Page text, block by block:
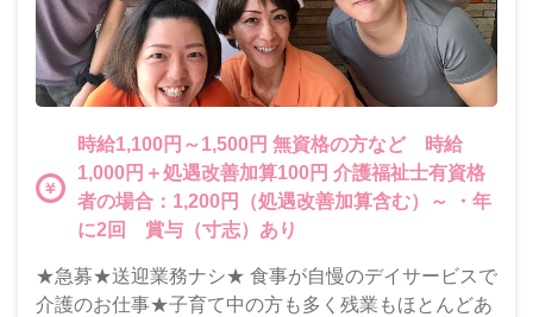
時給1,100円～1,500円 無資格の方など 時給
1,000円＋処遇改善加算100円 介護福祉士有資格
者の場合：1,200円（処遇改善加算含む）～ ・年
に2回 賞与（寸志）あり
★急募★送迎業務ナシ★ 食事が自慢のデイサービスで
介護のお仕事★子育て中の方も多く残業もほとんどあ